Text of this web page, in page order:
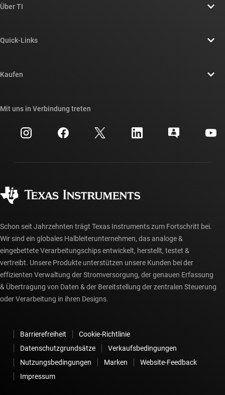
Über TI
Newsroom
Investorenbeziehungen
Fertigung
Quick-Links
Querverweis-Suche
Kundensupportzentrum
myTI-Konto FAQs
Kaufen
Häufig gestellte Fragen zu Bestellungen
Mit uns in Verbindung treten
Schon seit Jahrzehnten trägt Texas Instruments zum Fortschritt bei.
Wir sind ein globales Halbleiterunternehmen, das analoge &
eingebettete Verarbeitungschips entwickelt, herstellt, testet &
vertreibt. Unsere Produkte unterstützen unsere Kunden bei der
effizienten Verwaltung der Stromversorgung, der genauen Erfassung
& Übertragung von Daten & der Bereitstellung der zentralen Steuerung
oder Verarbeitung in ihren Designs.
Barrierefreiheit
Cookie-Richtlinie
Datenschutzgrundsätze
Verkaufsbedingungen
Nutzungsbedingungen
Marken
Website-Feedback
Impressum